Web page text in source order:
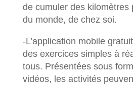
de cumuler des kilomètres
du monde, de chez soi.
-L’application mobile
des exercices simples à
tous. Présentées sous
vidéos, les activités